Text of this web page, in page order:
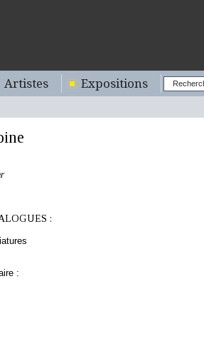
Artistes Expositions
:
: